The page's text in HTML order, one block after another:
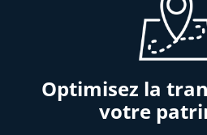
Optimisez la
votre